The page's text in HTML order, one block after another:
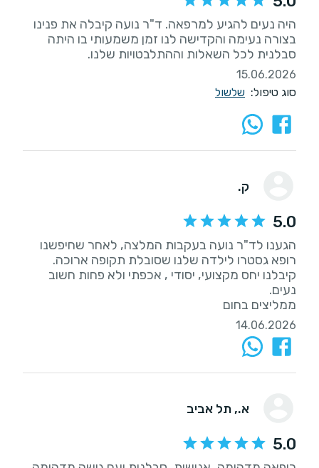
היה נעים להגיע למרפאה. ד"ר נועה קיבלה את פנינו
בצורה נעימה והקדישה לנו זמן משמעותי בו היתה
סבלנית לכל השאלות וההתלבטויות שלנו.
15.06.2026
סוג טיפול: שלשול
ק.
5.0
הגענו לד"ר נועה בעקבות המלצה, לאחר שחיפשנו
רופא גסטרו לילדה שלנו שסובלת תקופה ארוכה.
קיבלנו יחס מקצועי, יסודי , אכפתי ולא פחות חשוב
ממליצים בחום
14.06.2026
א., תל אביב
5.0